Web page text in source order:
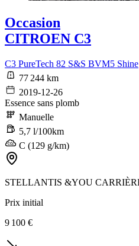
Occasion
CITROEN C3
C3 PureTech 82 S&S BVM5 Shine
77 244 km
2019-12-26
Essence sans plomb
Manuelle
5,7 l/100km
C (129 g/km)
STELLANTIS &YOU
Prix initial
9 100 €